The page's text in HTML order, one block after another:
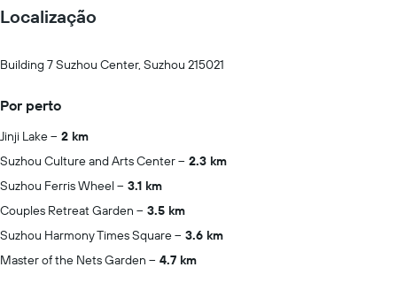
Localização
Building 7 Suzhou Center, Suzhou 215021
Por perto
Jinji Lake
2 km
Suzhou Culture and Arts Center
2.3 km
Suzhou Ferris Wheel
3.1 km
Couples Retreat Garden
3.5 km
Suzhou Harmony Times Square
3.6 km
Master of the Nets Garden
4.7 km